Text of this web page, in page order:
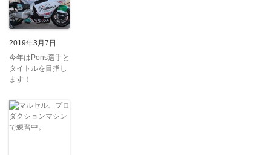
2019年3月7日
今年はPons選手と
タイトルを目指し
ます！